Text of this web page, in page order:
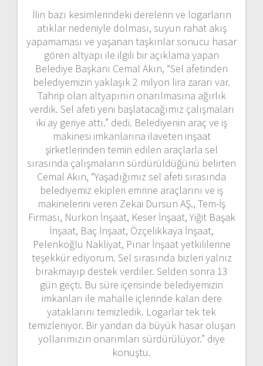
İlin bazı kesimlerindeki derelerin ve logarların
atıklar nedeniyle dolması, suyun rahat akış
yapamaması ve yaşanan taşkınlar sonucu hasar
gören altyapı ile ilgili bir açıklama yapan
Belediye Başkanı Cemal Akın, “Sel afetinden
belediyemizin yaklaşık 2 milyon lira zararı var.
Tahrip olan altyapının onarılmasına ağırlık
verdik. Sel afeti yeni başlatacağımız çalışmaları
iki ay geriye attı.” dedi. Belediyenin araç ve iş
makinesi imkanlarına ilaveten inşaat
şirketlerinden temin edilen araçlarla sel
sırasında çalışmaların sürdürüldüğünü belirten
Cemal Akın, “Yaşadığımız sel afeti sırasında
belediyemiz ekipleri emrine araçlarını ve iş
makinelerini veren Zekai Dursun AŞ., Tem-İş
Firması, Nurkon İnşaat, Keser İnşaat, Yiğit Başak
İnşaat, Baç İnşaat, Özçelikkaya İnşaat,
Pelenkoğlu Nakliyat, Pınar İnşaat yetkililerine
teşekkür ediyorum. Sel sırasında bizleri yalnız
bırakmayıp destek verdiler. Selden sonra 13
gün geçti. Bu süre içerisinde belediyemizin
imkanları ile mahalle içlerinde kalan dere
yataklarını temizledik. Logarlar tek tek
temizleniyor. Bir yandan da büyük hasar oluşan
yollarımızın onarımları sürdürülüyor.” diye
konuştu.